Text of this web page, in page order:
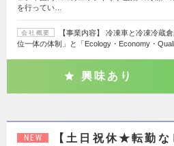
を行ってい…
会社概要
【事業内容】 冷凍車と冷凍冷蔵
位一体の体制」と「Ecology・Economy・
興味あり
NEW
【土日祝休★転勤